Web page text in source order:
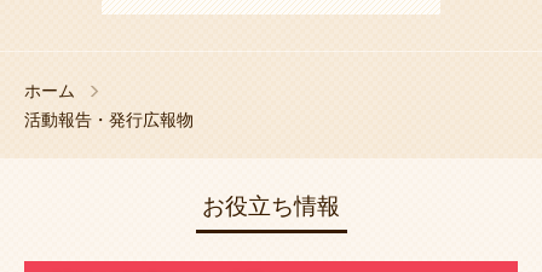
ホーム
活動報告・発行広報物
お役立ち情報